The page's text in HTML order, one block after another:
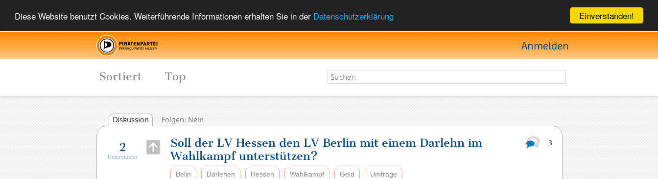
Einverstanden!
Diese Website benutzt Cookies. Weiterführende Informationen erhalten Sie in der Datenschutzerklärung
Anmelden
Sortiert Top
Diskussion Folgen: Nein
2
Unterstützer
Soll der LV Hessen den LV Berlin mit einem Darlehn im
Wahlkampf unterstützen?
3
Belin Darlehen Hessen Wahlkampf Geld Umfrage